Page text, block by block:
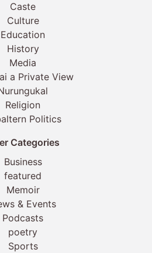
Caste
Culture
Education
History
Media
a Private View
Religion
Politics
Categories
Business
featured
Memoir
& Events
Podcasts
poetry
Sports